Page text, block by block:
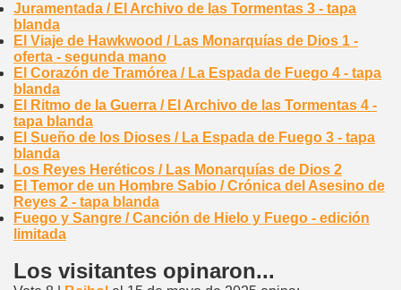
Juramentada / El Archivo de las Tormentas 3 - tapa
blanda
El Viaje de Hawkwood / Las Monarquías de Dios 1 -
oferta - segunda mano
El Corazón de Tramórea / La Espada de Fuego 4 - tapa
blanda
El Ritmo de la Guerra / El Archivo de las Tormentas 4 -
tapa blanda
El Sueño de los Dioses / La Espada de Fuego 3 - tapa
blanda
Los Reyes Heréticos / Las Monarquías de Dios 2
El Temor de un Hombre Sabio / Crónica del Asesino de
Reyes 2 - tapa blanda
Fuego y Sangre / Canción de Hielo y Fuego - edición
limitada
Los visitantes opinaron...